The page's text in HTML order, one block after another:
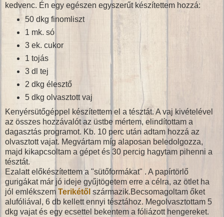
kedvenc. Én egy egészen egyszerűt készítettem hozzá:
50 dkg finomliszt
1 mk. só
3 ek. cukor
1 tojás
3 dl tej
2 dkg élesztő
5 dkg olvasztott vaj
Kenyérsütőgéppel készítettem el a tésztát. A vaj kivételével
az összes hozzávalót az üstbe mértem, elindítottam a
dagasztás programot. Kb. 10 perc után adtam hozzá az
olvasztott vajat. Megvártam míg alaposan beledolgozza,
majd kikapcsoltam a gépet és 30 percig hagytam pihenni a
tésztát.
Ezalatt előkészítettem a "sütőformákat" . A papírtörlő
gurigákat már jó ideje gyűjtögetem erre a célra, az ötlet ha
jól emlékszem Terikétől származik.Becsomagoltam őket
alufóliával, 6 db kellett ennyi tésztához. Megolvasztottam 5
dkg vajat és egy ecsettel bekentem a fóliázott hengereket.